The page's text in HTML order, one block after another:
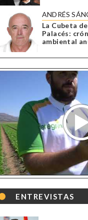
ANDRÉS
La Cubeta
Palacés:
ambiental
ENTREVISTAS